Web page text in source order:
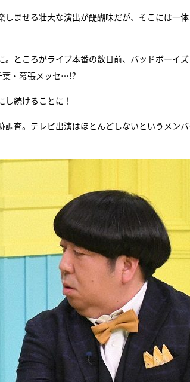
ませる壮大な演出が醍醐味だが、そこには一
ところがライブ本番の数日前、バッドボーイ
葉・幕張メッセ…!?
続けることに！
査。テレビ出演はほとんどしないというメン